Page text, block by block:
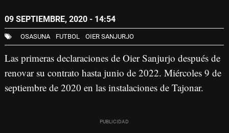
09 SEPTIEMBRE, 2020 - 14:54
OSASUNA FUTBOL OIER SANJURJO
Las primeras declaraciones de Oier Sanjurjo después de
renovar su contrato hasta junio de 2022. Miércoles 9 de
septiembre de 2020 en las instalaciones de Tajonar.